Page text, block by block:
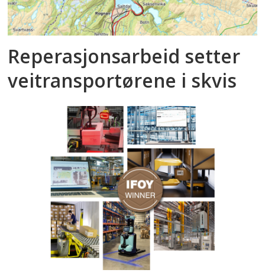
Reperasjonsarbeid setter
veitransportørene i skvis